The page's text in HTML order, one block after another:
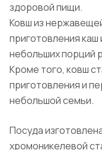
здоровой пищи.
Ковш из
приготовления каш
небольших порций
Кроме того, ковш
приготовления и
небольшой семьи.
Посуда
хромоникелевой